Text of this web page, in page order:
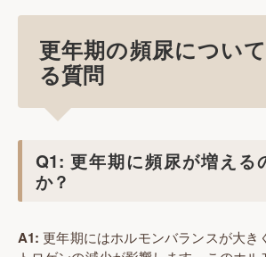
更年期の頻尿につい
る質問
Q1: 更年期に頻尿が増える
か？
A1: 更年期にはホルモンバランスが大き